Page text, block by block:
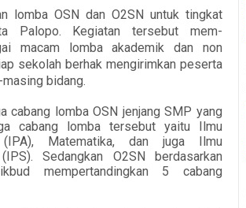
lomba OSN dan O2SN untuk tingkat
Palopo. Kegiatan tersebut mem-
macam lomba akademik dan non
sekolah berhak mengirimkan peserta
bidang.
cabang lomba OSN jenjang SMP yang
cabang lomba tersebut yaitu Ilmu
(IPA), Matematika, dan juga Ilmu
Sedangkan O2SN berdasarkan
mempertandingkan 5 cabang